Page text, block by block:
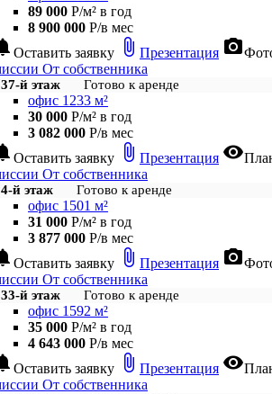
89 000 Р/м² в год
8 900 000 Р/в мес
Оставить заявку attach_file Презентация photo_camera
От собственника
37-й этаж Готово к аренде
офис 1233 м²
30 000 Р/м² в год
3 082 000 Р/в мес
Оставить заявку attach_file Презентация visibility
От собственника
4-й этаж Готово к аренде
офис 1501 м²
31 000 Р/м² в год
3 877 000 Р/в мес
Оставить заявку attach_file Презентация photo_camera
От собственника
33-й этаж Готово к аренде
офис 1592 м²
35 000 Р/м² в год
4 643 000 Р/в мес
Оставить заявку attach_file Презентация visibility
От собственника